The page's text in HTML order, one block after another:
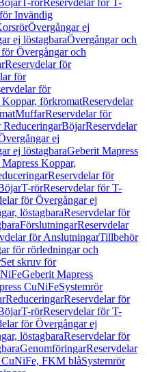
T-rörReservdelar för T-
Invändig
Övergångar ej
ej löstagbaraÖvergångar och
Övergångar och
Reservdelar för
för
för
förkromatReservdelar
MuffarReservdelar för
ReduceringarBöjarReservdelar
ej
ej löstagbaraGeberit Mapress
Koppar,
Reservdelar för
T-rörReservdelar för T-
för Övergångar ej
löstagbaraReservdelar för
FörslutningarReservdelar
för AnslutningarTillbehör
för rörledningar och
Set skruv för
Geberit Mapress
CuNiFeSystemrör
ReduceringarReservdelar för
T-rörReservdelar för T-
för Övergångar ej
löstagbaraReservdelar för
GenomföringarReservdelar
CuNiFe, FKM blåSystemrör